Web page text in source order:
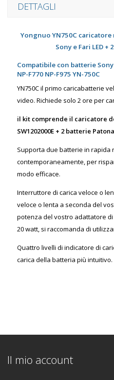
DETTAGLI
Yongnuo YN750C
Sony e Fari LED +
Compatibile con batterie Sony
NP-F770 NP-F975 YN-750C
YN750C il primo caricabatterie
video. Richiede solo 2 ore per
il kit comprende il caricatore
SW1202000E + 2 batterie
Supporta due batterie in rapida
contemporaneamente, per
modo efficace.
Interruttore di carica veloce o
veloce o lenta a seconda del
potenza del vostro adattatore
20 watt, si raccomanda di
Quattro livelli di indicatore di
carica della batteria più intuitivo.
Il mio account